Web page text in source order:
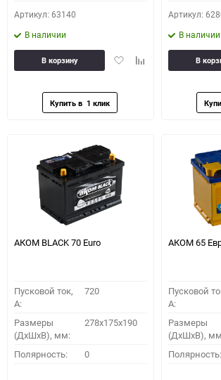
Артикул: 63140
В наличии
ДобавитьДобавить
В корзину
Артикул:
В наличии
В
АКОМ BLACK 70 Euro
Пусковой ток,
A:
720
Размеры
(ДхШхВ), мм:
278x175x190
Полярность: 0
АКОМ 65
Пусковой
A:
Размеры
(ДхШхВ),
Полярность: